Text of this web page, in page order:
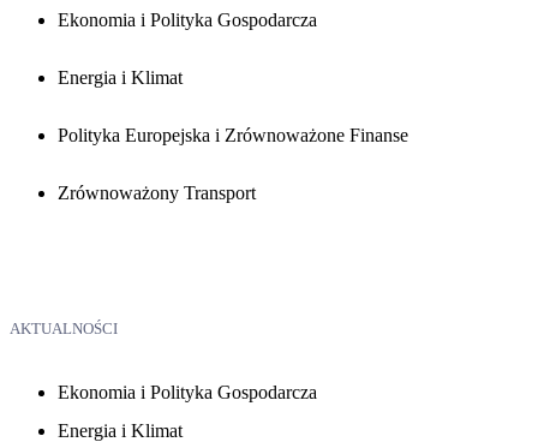
Ekonomia i Polityka Gospodarcza
Energia i Klimat
Polityka Europejska i Zrównoważone Finanse
Zrównoważony Transport
AKTUALNOŚCI
Ekonomia i Polityka Gospodarcza
Energia i Klimat